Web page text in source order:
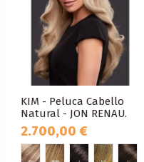
KIM - Peluca Cabello
Natural - JON RENAU.
2.700,00 €